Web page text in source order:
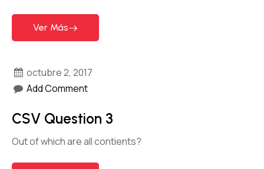
Ver Más
octubre 2, 2017
Add Comment
CSV Question 3
Out of which are all contients?